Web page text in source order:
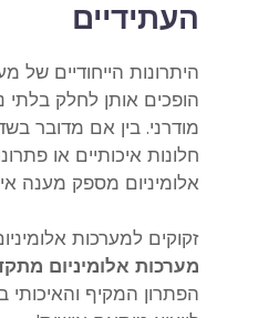
העתידיים
היתרונות הייחודיים של
הופכים אותן לחלק בלתי
מודרני. בין אם מדובר
חלונות איכותיים או
אלומיניום מספק מענה
זקוקים למערכות
מערכות אלומיניום
הפתרון המקיף והאיכותי